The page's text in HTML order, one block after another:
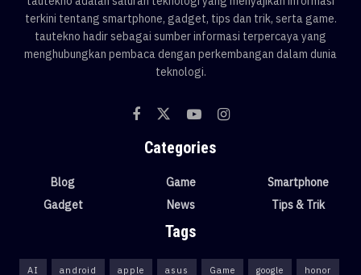
terkini tentang smartphone, gadget, tips dan trik, serta game.
tautekno hadir sebagai sumber informasi terpercaya yang
menghubungkan pembaca dengan perkembangan dalam dunia
teknologi.
Categories
Blog
Gadget
Game
News
Smartphone
Tips & Trik
Tags
AI android apple asus Game google honor